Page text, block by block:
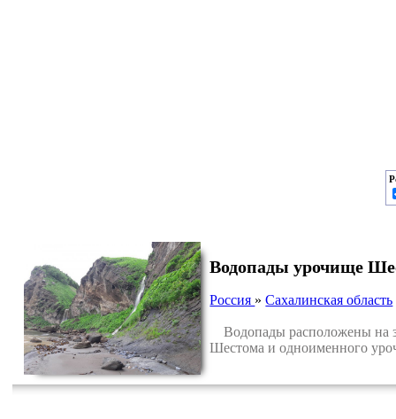
Водопады урочище
Россия »Сахалинская область
Водопады расположены на
Шестома и одноименного